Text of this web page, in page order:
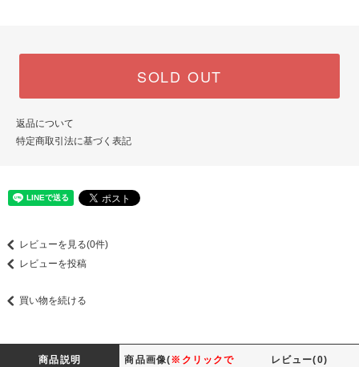
SOLD OUT
返品について
特定商取引法に基づく表記
レビューを見る(0件)
レビューを投稿
買い物を続ける
商品説明 商品画像(※クリックで
レビュー(0)